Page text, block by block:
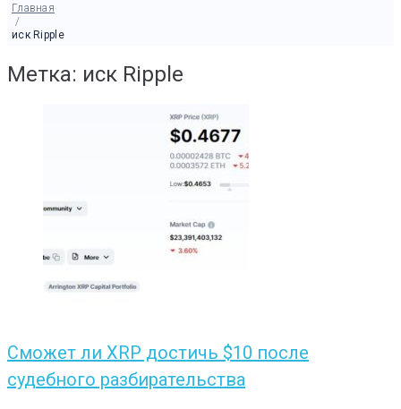
Главная
/
иск Ripple
Метка: иск Ripple
Сможет ли XRP достичь $10 после
судебного разбирательства